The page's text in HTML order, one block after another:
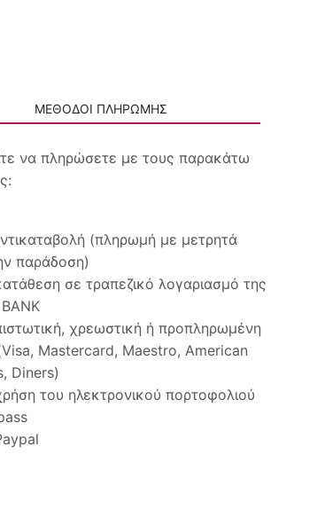
ΜΕΘΟΔΟΙ ΠΛΗΡΩΜΗΣ
να πληρώσετε με τους παρακάτω
(πληρωμή με μετρητά
παράδοση)
σε τραπεζικό λογαριασμό της
χρεωστική ή προπληρωμένη
Mastercard, Maestro, American
Diners)
του ηλεκτρονικού πορτοφολιού